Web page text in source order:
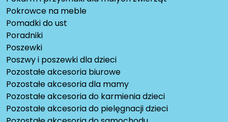
Pokrowce na meble
Pomadki do ust
Poradniki
Poszewki
Poszwy i poszewki dla dzieci
Pozostałe akcesoria biurowe
Pozostałe akcesoria dla mamy
Pozostałe akcesoria do karmienia dzieci
Pozostałe akcesoria do pielęgnacji dzieci